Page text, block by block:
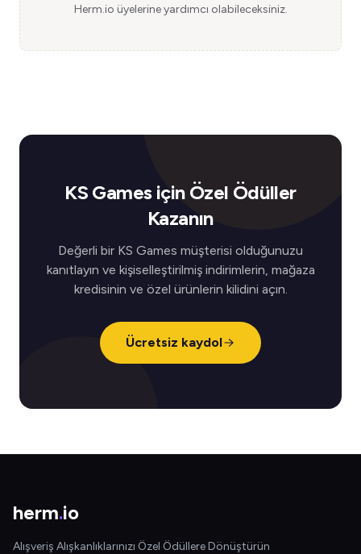
Herm.io üyelerine yardımcı olabileceksiniz.
KS Games için Özel Ödüller
Kazanın
Değerli bir KS Games müşterisi olduğunuzu
kanıtlayın ve kişiselleştirilmiş indirimlerin, mağaza
kredisinin ve özel ürünlerin kilidini açın.
Ücretsiz kaydol
herm.io
Alışveriş Alışkanlıklarınızı Özel Ödüllere Dönüştürün